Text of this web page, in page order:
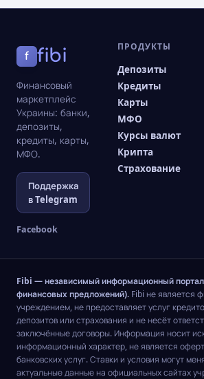
f fibi
Финансовый
маркетплейс
Украины: банки,
депозиты,
кредиты, карты,
МФО.
Поддержка
в Telegram
Facebook
ПРОДУКТЫ
Депозиты
Кредиты
Карты
МФО
Курсы валют
Крипта
Страхование
Fibi — независимый информационный портал
финансовых предложений). Fibi не является
учреждением, не предоставляет услуг
депозитов или страхования и не несёт
заключённые договоры. Информация носит
информационный характер, не является
банковских услуг. Ставки и условия могут
актуальные данные на официальных сайтах